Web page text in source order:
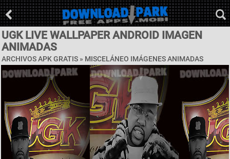
UGK LIVE WALLPAPER ANDROID IMAGEN
ANIMADAS
ARCHIVOS APK GRATIS » MISCELÁNEO IMÁGENES ANIMADAS